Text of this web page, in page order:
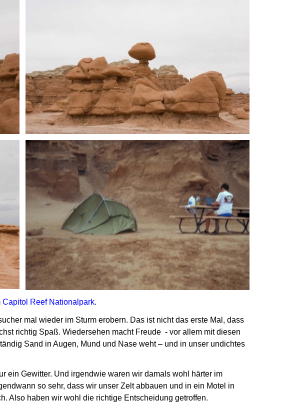
Capitol Reef Nationalpark.
mal wieder im Sturm erobern. Das ist nicht das erste Mal, dass
richtig Spaß. Wiedersehen macht Freude - vor allem mit diesen
Sand in Augen, Mund und Nase weht – und in unser undichtes
ein Gewitter. Und irgendwie waren wir damals wohl härter im
so sehr, dass wir unser Zelt abbauen und in ein Motel in
Also haben wir wohl die richtige Entscheidung getroffen.